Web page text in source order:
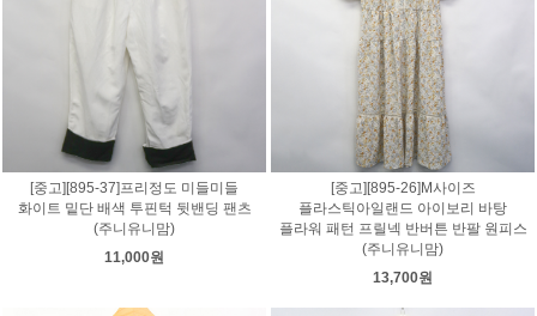
[중고][895-37]프리정도 미들미들
화이트 밑단 배색 투핀턱 뒷밴딩 팬츠
(주니유니맘)
11,000원
[중고][895-26]M사이즈
플라스틱아일랜드 아이보리 바탕
플라워 패턴 프릴넥 반버튼 반팔 원피스
(주니유니맘)
13,700원